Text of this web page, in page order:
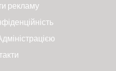
рекламу